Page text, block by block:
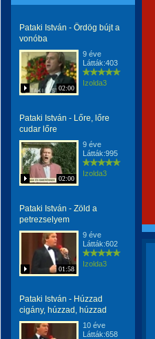
Pataki István - Ördög bújt a
vonóba
02:00
9 éve
Látták:403
Izolda3
Pataki István - Lőre, lőre
cudar lőre
02:00
9 éve
Látták:995
Izolda3
Pataki István - Zöld a
petrezselyem
01:58
9 éve
Látták:602
Izolda3
Pataki István - Húzzad
cigány, húzzad, húzzad
10 éve
Látták:658